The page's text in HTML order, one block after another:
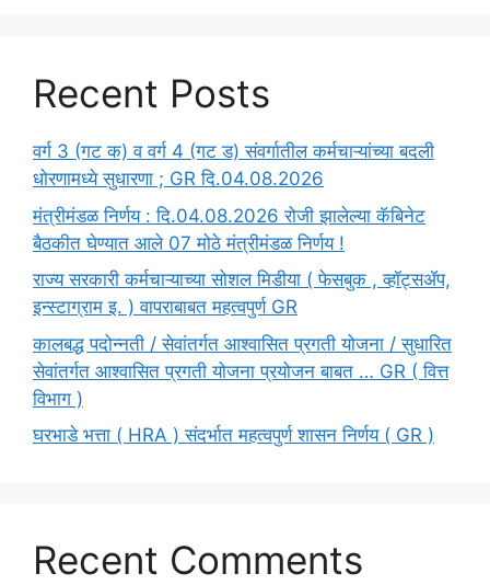
Recent Posts
वर्ग 3 (गट क) व वर्ग 4 (गट ड) संवर्गातील कर्मचाऱ्यांच्या बदली
धोरणामध्ये सुधारणा ; GR दि.04.08.2026
मंत्रीमंडळ निर्णय : दि.04.08.2026 रोजी झालेल्या कॅबिनेट
बैठकीत घेण्यात आले 07 मोठे मंत्रीमंडळ निर्णय !
राज्य सरकारी कर्मचाऱ्याच्या सोशल मिडीया ( फेसबुक , व्हॉट्सॲप,
इन्स्टाग्राम इ. ) वापराबाबत महत्वपुर्ण GR
कालबद्ध पदोन्नती / सेवांतर्गत आश्वासित प्रगती योजना / सुधारित
सेवांतर्गत आश्वासित प्रगती योजना प्रयोजन बाबत … GR ( वित्त
विभाग )
घरभाडे भत्ता ( HRA ) संदर्भात महत्वपुर्ण शासन निर्णय ( GR )
Recent Comments